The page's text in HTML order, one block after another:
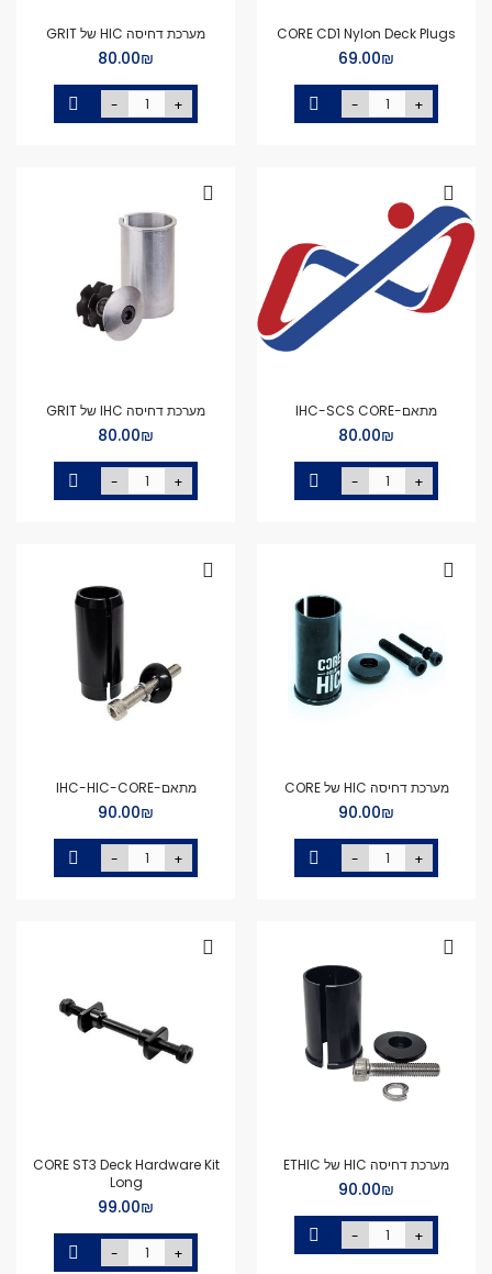
CORE CD1 Nylon Deck Plugs
₪‏69.00
- +
מערכת דחיסה HIC של GRIT
₪‏80.00
- +
מתאם-IHC-SCS CORE
₪‏80.00
- +
מערכת דחיסה IHC של GRIT
₪‏80.00
- +
מערכת דחיסה HIC של CORE
₪‏90.00
- +
מתאם-IHC-HIC-CORE
₪‏90.00
- +
מערכת דחיסה HIC של ETHIC
₪‏90.00
- +
CORE ST3 Deck Hardware Kit
Long
₪‏99.00
- +